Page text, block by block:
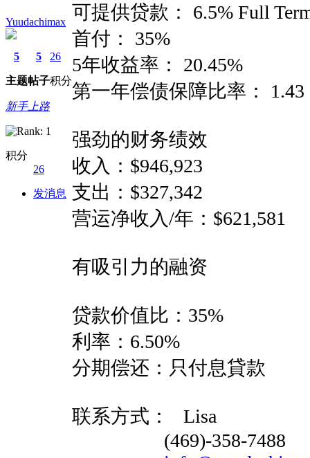
Yuudachimax
5
主题
5
帖子
26
积分
新手上路
积分
26
发消息
可提供贷款： 6.5% Full
首付： 35%
5年收益率： 20.45%
第一年偿债保障比率： 1.43
强劲的财务绩效
收入：$946,923
支出：$327,342
营运净收入/年：$621,581
有吸引力的融资
贷款价值比：35%
利率：6.50%
分期偿还：只付息貸款
联系方式： Lisa
(469)-358-7488